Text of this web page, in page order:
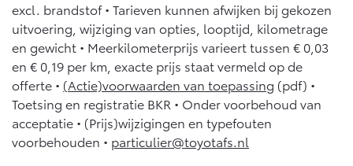
Corolla Cross
HYBRIDE
Toyota C-HR
OOK ALS PLUG-IN
HYBRIDE
10 jaar batterijgarantie
Toyota fabrieksgarantie
Onderdelen & Accessoires
Onderdelen
Accessoires
Energie en slim laden
Verzekeren
Toyota Autoverzekering
Toyota Hybride Autoverzekering
Bedrijfswagens
Bedrijfswagens op maat
Financieren of leasen
Verzekeren
excl. brandstof • Tarieven kunnen afwijken bij gekozen
uitvoering, wijziging van opties, looptijd, kilometrage
en gewicht • Meerkilometerprijs varieert tussen € 0,03
en € 0,19 per km, exacte prijs staat vermeld op de
offerte • (Actie)voorwaarden van toepassing (pdf) •
Toetsing en registratie BKR • Onder voorbehoud van
acceptatie • (Prijs)wijzigingen en typefouten
voorbehouden • particulier@toyotafs.nl